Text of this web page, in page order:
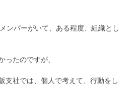
ンバーがいて、ある程度、組織とし
ったのですが、
支社では、個人で考えて、行動をし